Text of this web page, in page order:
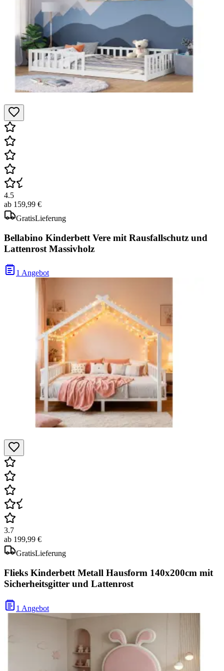
4.5
ab 159,99 €
GratisLieferung
Bellabino Kinderbett Vere mit Rausfallschutz und
Lattenrost Massivholz
1 Angebot
3.7
ab 199,99 €
GratisLieferung
Flieks Kinderbett Metall Hausform 140x200cm mit
Sicherheitsgitter und Lattenrost
1 Angebot